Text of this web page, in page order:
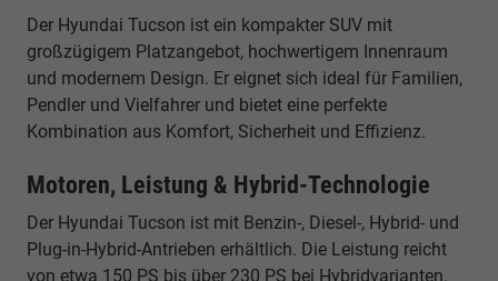
Der Hyundai Tucson ist ein kompakter SUV mit
großzügigem Platzangebot, hochwertigem Innenraum
und modernem Design. Er eignet sich ideal für Familien,
Pendler und Vielfahrer und bietet eine perfekte
Kombination aus Komfort, Sicherheit und Effizienz.
Motoren, Leistung & Hybrid-Technologie
Der Hyundai Tucson ist mit Benzin-, Diesel-, Hybrid- und
Plug-in-Hybrid-Antrieben erhältlich. Die Leistung reicht
von etwa 150 PS bis über 230 PS bei Hybridvarianten.